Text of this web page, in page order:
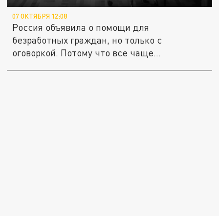
07 ОКТЯБРЯ 12:08
Россия объявила о помощи для
безработных граждан, но только с
оговоркой. Потому что все чаще